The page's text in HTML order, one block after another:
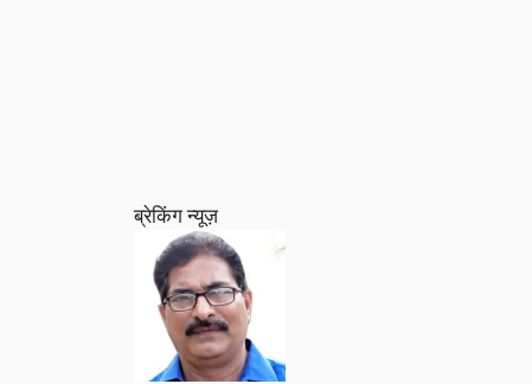
ब्रेकिंग न्यूज़